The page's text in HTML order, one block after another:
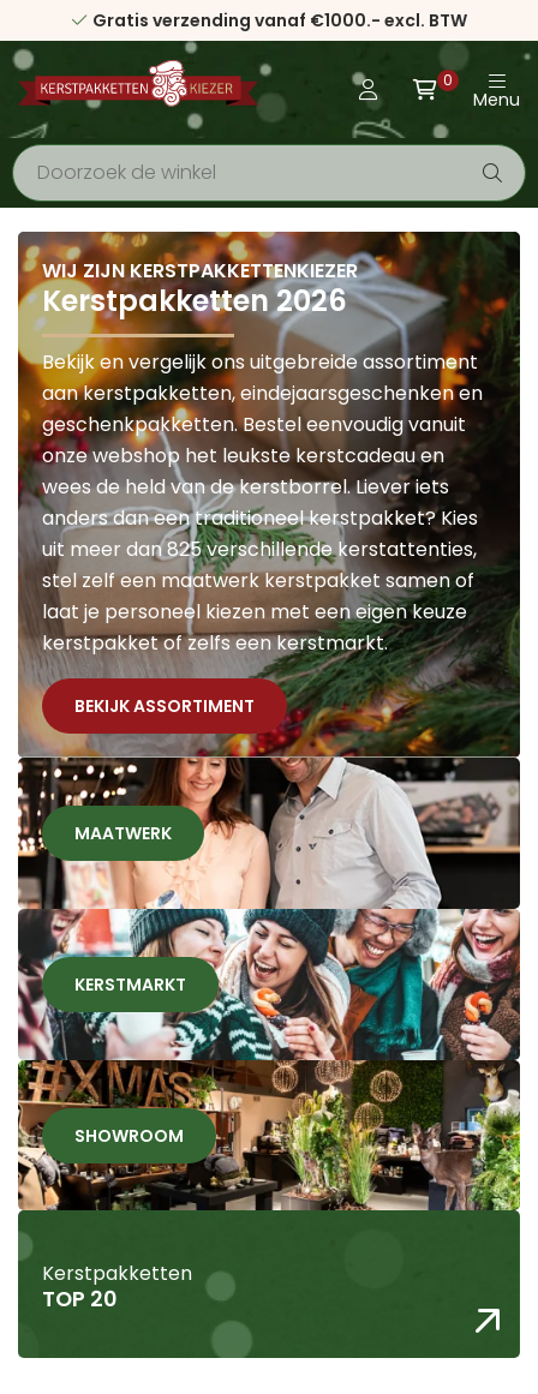
Gratis verzending vanaf €1000.- excl. BTW
0
Menu
WIJ ZIJN KERSTPAKKETTENKIEZER
Kerstpakketten 2026
Bekijk en vergelijk ons uitgebreide assortiment
aan kerstpakketten, eindejaarsgeschenken en
geschenkpakketten. Bestel eenvoudig vanuit
onze webshop het leukste kerstcadeau en
wees de held van de kerstborrel. Liever iets
anders dan een traditioneel kerstpakket? Kies
uit meer dan 825 verschillende kerstattenties,
stel zelf een maatwerk kerstpakket samen of
laat je personeel kiezen met een eigen keuze
kerstpakket of zelfs een kerstmarkt.
BEKIJK ASSORTIMENT
MAATWERK
KERSTMARKT
SHOWROOM
Kerstpakketten
TOP 20